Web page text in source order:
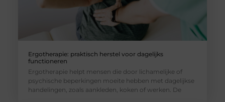
Ergotherapie: praktisch herstel voor dagelijks
functioneren
Ergotherapie helpt mensen die door lichamelijke of
psychische beperkingen moeite hebben met dagelijkse
handelingen, zoals aankleden, koken of werken. De